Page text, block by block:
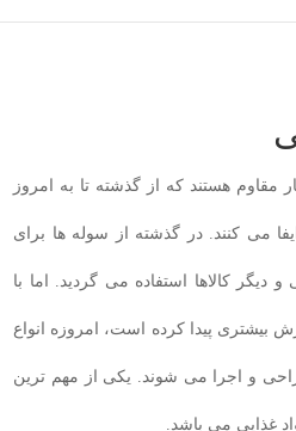
مقاوم هستند که از گذشته تا به امروز
می کنند. در گذشته از سوله ها برای
و دیگر کالاها استفاده می گردید. اما با
بیشتری پیدا کرده است، امروزه انواع
و اجرا می شوند. یکی از مهم ترین
غذایی می باشد.